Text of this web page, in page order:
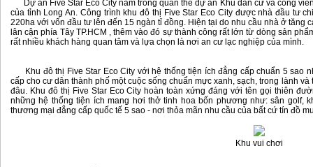
Dự án Five Star Eco City nằm trong quần thể dự án Khu dân cư và công
của tỉnh Long An. Công trình khu đô thị Five Star Eco City được nhà đầu tư
220ha với vốn đầu tư lên đến 15 ngàn tỉ đồng. Hiện tại do nhu cầu nhà ở tăng
lân cận phía Tây TP.HCM , thêm vào đó sự thành công rất lớn từ dòng sản
rất nhiều khách hàng quan tâm và lựa chọn là nơi an cư lạc nghiệp của mình.
Khu đô thị Five Star Eco City với hệ thống tiện ích đẳng cấp chuẩn 5 sao
cấp cho cư dân thành phố một cuộc sống chuẩn mực xanh, sạch, trong lành
đâu. Khu đô thị Five Star Eco City hoàn toàn xứng đáng với tên gọi thiên
những hệ thống tiện ích mang hơi thở tinh hoa bốn phương như: sân golf,
thương mại đẳng cấp quốc tế 5 sao - nơi thỏa mãn nhu cầu của bất cứ tín đồ
Khu vui chơi